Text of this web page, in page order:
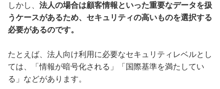
しかし、 法人の場合は顧客情報といった重要なデータを扱
うケースがあるため、セキュリティの高いものを選択する
必要があるのです。
たとえば、法人向け利用に必要なセキュリティレベルとし
ては、「情報が暗号化される」「国際基準を満たしてい
る」などがあります。